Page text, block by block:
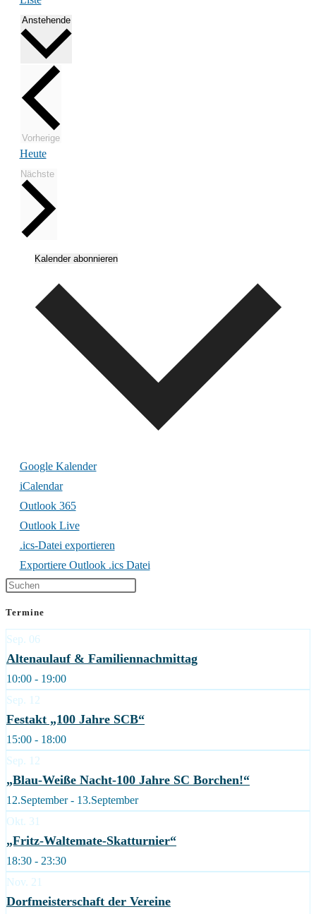
Anstehende
VorherigeVeranstaltungen
Heute
Nächste
Kalender abonnieren
Google Kalender
iCalendar
Outlook 365
Outlook Live
.ics-Datei exportieren
Exportiere Outlook .ics Datei
Termine
Sep. 06
Altenaulauf & Familiennachmittag
10:00 - 19:00
Sep. 12
Festakt „100 Jahre SCB“
15:00 - 18:00
Sep. 12
„Blau-Weiße Nacht-100 Jahre SC Borchen!“
12.September - 13.September
Okt. 31
„Fritz-Waltemate-Skatturnier“
18:30 - 23:30
Nov. 21
Dorfmeisterschaft der Vereine